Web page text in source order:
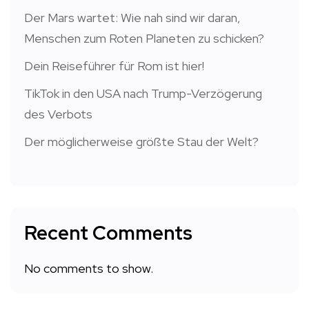
Der Mars wartet: Wie nah sind wir daran,
Menschen zum Roten Planeten zu schicken?
Dein Reiseführer für Rom ist hier!
TikTok in den USA nach Trump-Verzögerung
des Verbots
Der möglicherweise größte Stau der Welt?
Recent Comments
No comments to show.